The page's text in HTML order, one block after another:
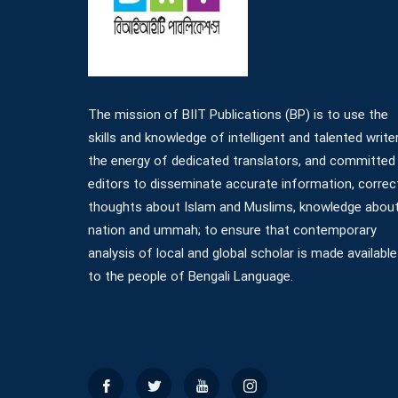
The mission of BIIT Publications (BP) is to use the
skills and knowledge of intelligent and talented
the energy of dedicated translators, and committed
editors to disseminate accurate information,
thoughts about Islam and Muslims, knowledge about
nation and ummah; to ensure that contemporary
analysis of local and global scholar is made available
to the people of Bengali Language.